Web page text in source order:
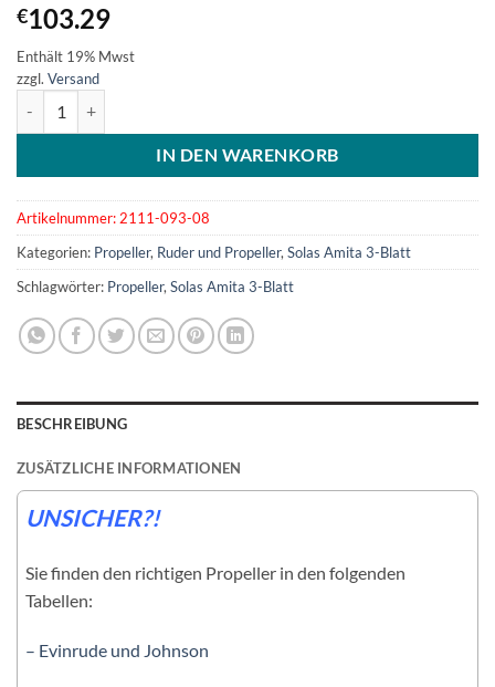
€103.29
Enthält 19% Mwst
zzgl. Versand
IN DEN WARENKORB
Artikelnummer: 2111-093-08
Kategorien: Propeller, Ruder und Propeller, Solas Amita 3-Blatt
Schlagwörter: Propeller, Solas Amita 3-Blatt
BESCHREIBUNG
ZUSÄTZLICHE INFORMATIONEN
UNSICHER?!
Sie finden den richtigen Propeller in den folgenden
Tabellen:
– Evinrude und Johnson